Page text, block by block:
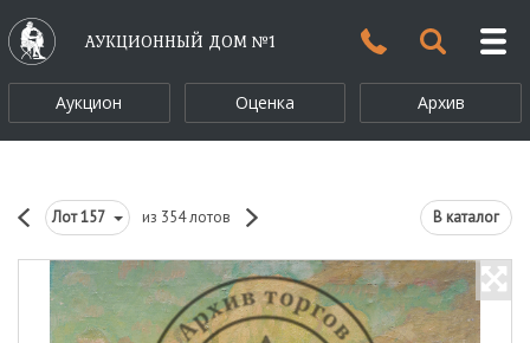
АУКЦИОННЫЙ ДОМ №1
Аукцион Оценка Архив
Лот157 из 354 лотов В каталог